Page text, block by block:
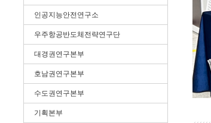
인공지능안전연구소
우주항공반도체전략연구단
대경권연구본부
호남권연구본부
수도권연구본부
기획본부